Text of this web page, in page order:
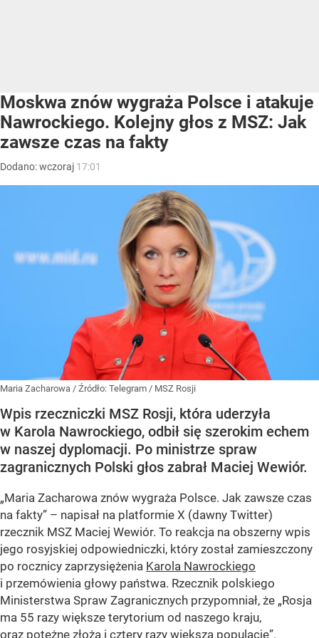
Moskwa znów wygraża Polsce i atakuje
Nawrockiego. Kolejny głos z MSZ: Jak
zawsze czas na fakty
Dodano:wczoraj 17:01
Maria Zacharowa / Źródło: Telegram / MSZ Rosji
Wpis rzeczniczki MSZ Rosji, która uderzyła
w Karola Nawrockiego, odbił się szerokim echem
w naszej dyplomacji. Po ministrze spraw
zagranicznych Polski głos zabrał Maciej Wewiór.
„Maria Zacharowa znów wygraża Polsce. Jak zawsze czas
na fakty” – napisał na platformie X (dawny Twitter)
rzecznik MSZ Maciej Wewiór. To reakcja na obszerny wpis
jego rosyjskiej odpowiedniczki, który został zamieszczony
po rocznicy zaprzysiężenia Karola Nawrockiego
i przemówienia głowy państwa. Rzecznik polskiego
Ministerstwa Spraw Zagranicznych przypomniał, że „Rosja
ma 55 razy większe terytorium od naszego kraju,
oraz potężne złoża i cztery razy większą populację”.